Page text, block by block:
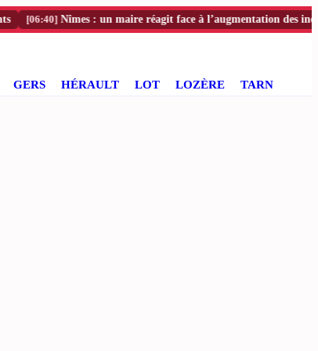
[06:40] Nîmes : un maire réagit face à l’augmentation des
GERS HÉRAULT LOT LOZÈRE TARN